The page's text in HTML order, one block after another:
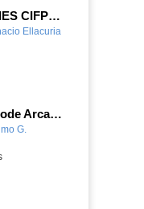
Presentación IES CIFPD Ignacio Ellacuría
Ellacuria
Instala MakeCode Arcade para trabajar offline en tu tablet, ordenador, Chromebook
G.